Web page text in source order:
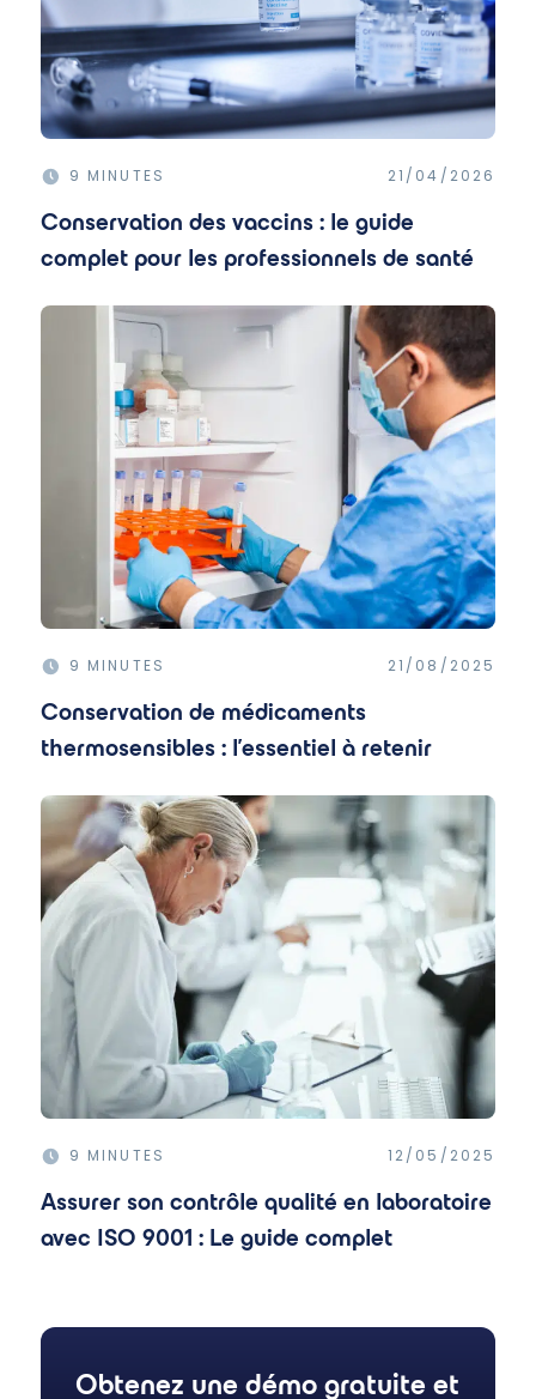
9 MINUTES 21/04/2026
Conservation des vaccins : le guide
complet pour les professionnels de santé
9 MINUTES 21/08/2025
Conservation de médicaments
thermosensibles : l'essentiel à retenir
9 MINUTES 12/05/2025
Assurer son contrôle qualité en laboratoire
avec ISO 9001 : Le guide complet
Obtenez une démo gratuite et